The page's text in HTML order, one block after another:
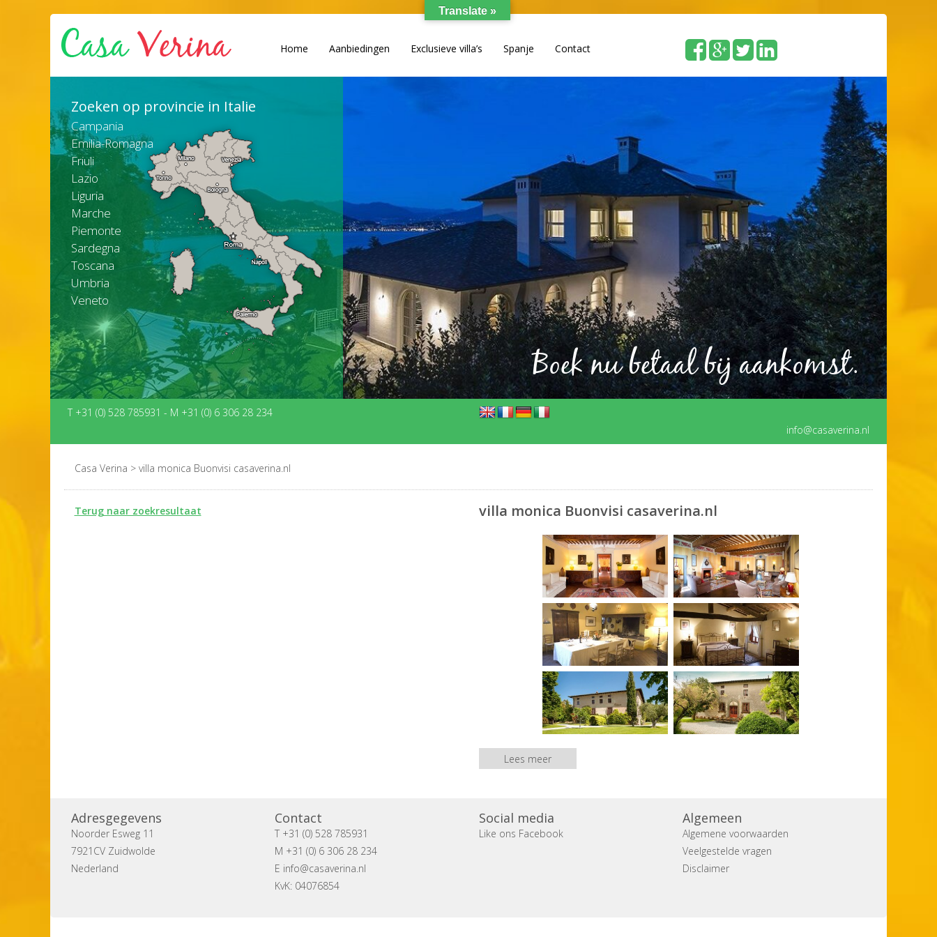
Home Aanbiedingen Exclusieve villa’s Spanje Contact
Zoeken op provincie in Italie
Campania
Emilia-Romagna
Friuli
Lazio
Liguria
Marche
Piemonte
Sardegna
Toscana
Umbria
Veneto
Boek nu betaal bij aankomst.
T +31 (0) 528 785931 - M +31 (0) 6 306 28 234
info@casaverina.nl
Casa Verina > villa monica Buonvisi casaverina.nl
Terug naar zoekresultaat villa monica Buonvisi casaverina.nl
Lees meer
Adresgegevens
Noorder Esweg 11
7921CV Zuidwolde
Nederland
Contact
T +31 (0) 528 785931
M +31 (0) 6 306 28 234
E info@casaverina.nl
KvK: 04076854
Social media
Like ons Facebook
Algemeen
Algemene voorwaarden
Veelgestelde vragen
Disclaimer
Translate »